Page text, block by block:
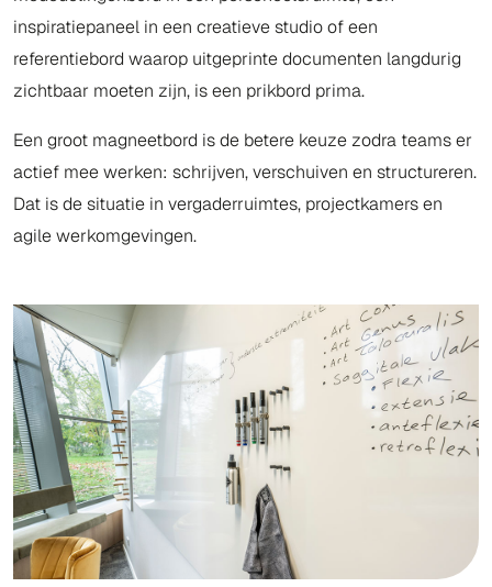
inspiratiepaneel in een creatieve studio of een
referentiebord waarop uitgeprinte documenten langdurig
zichtbaar moeten zijn, is een prikbord prima.
Een groot magneetbord is de betere keuze zodra teams er
actief mee werken: schrijven, verschuiven en structureren.
Dat is de situatie in vergaderruimtes, projectkamers en
agile werkomgevingen.